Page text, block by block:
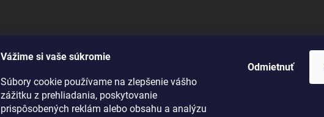
Vážime si vaše súkromie
Súbory cookie používame na zlepšenie vášho
zážitku z prehliadania, poskytovanie
prispôsobených reklám alebo obsahu a analýzu
Odmietnuť